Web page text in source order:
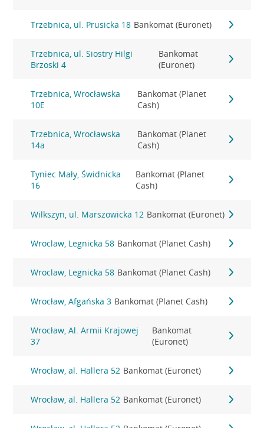
Trzebnica, ul. Prusicka 18 Bankomat (Euronet)
Trzebnica, ul. Siostry Hilgi
Brzoski 4
Bankomat
(Euronet)
Trzebnica, Wrocławska
10E
Bankomat (Planet
Cash)
Trzebnica, Wrocławska
14a
Bankomat (Planet
Cash)
Tyniec Mały, Świdnicka
16
Bankomat (Planet
Cash)
Wilkszyn, ul. Marszowicka 12 Bankomat (Euronet)
Wroclaw, Legnicka 58 Bankomat (Planet Cash)
Wroclaw, Legnicka 58 Bankomat (Planet Cash)
Wrocław, Afgańska 3 Bankomat (Planet Cash)
Wrocław, Al. Armii Krajowej
37
Bankomat
(Euronet)
Wrocław, al. Hallera 52 Bankomat (Euronet)
Wrocław, al. Hallera 52 Bankomat (Euronet)